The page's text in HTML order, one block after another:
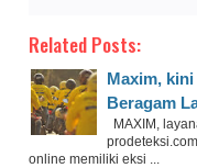
Related Posts:
Maxim,
Beragam
MAXIM,
online memiliki eksi ...